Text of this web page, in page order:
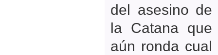
del asesino de
la Catana que
aún ronda cual